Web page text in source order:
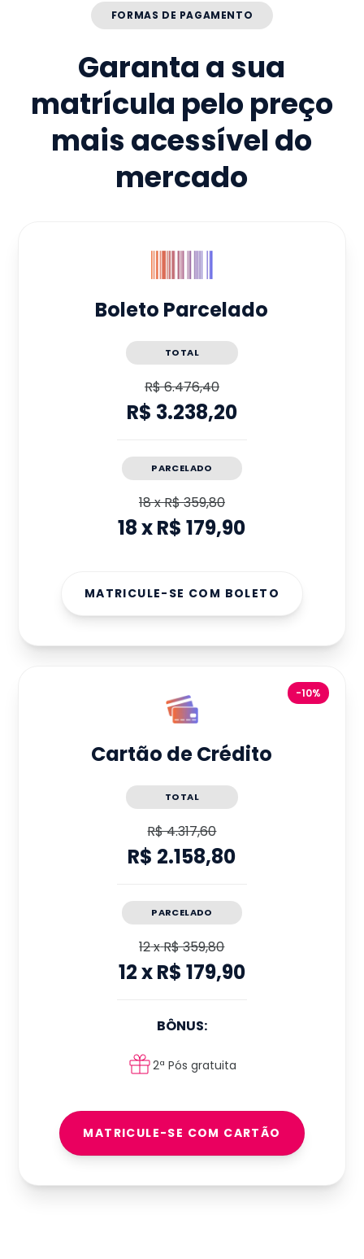
FORMAS DE PAGAMENTO
Garanta a sua
matrícula pelo preço
mais acessível do
mercado
Boleto Parcelado
TOTAL
R$ 6.476,40
R$ 3.238,20
PARCELADO
18xR$ 359,80
18xR$ 179,90
MATRICULE-SE COM BOLETO
-10%
Cartão de Crédito
TOTAL
R$ 4.317,60
R$ 2.158,80
PARCELADO
12xR$ 359,80
12xR$ 179,90
BÔNUS:
2ª Pós gratuita
MATRICULE-SE COM CARTÃO